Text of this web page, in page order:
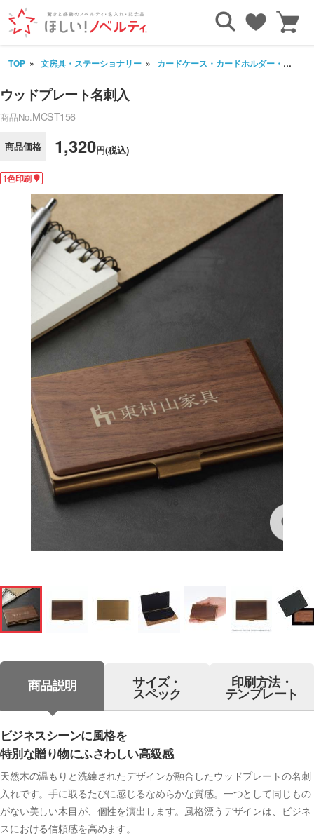
TOP 文房具・ステーショナリー カードケース・カードホルダー・名刺入れ
ウッドプレート名刺入
商品No.MCST156
商品価格 1,320円(税込)
1色印刷
商品説明 サイズ・
スペック
印刷方法・
テンプレート
ビジネスシーンに風格を
特別な贈り物にふさわしい高級感
天然木の温もりと洗練されたデザインが融合したウッドプレートの名刺
入れです。手に取るたびに感じるなめらかな質感。一つとして同じもの
がない美しい木目が、個性を演出します。風格漂うデザインは、ビジネ
スにおける信頼感を高めます。